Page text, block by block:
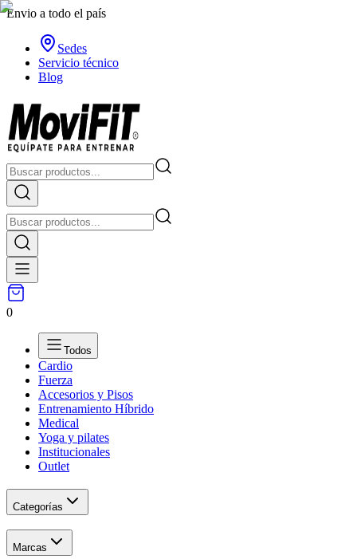
Envio a todo el país
Sedes
Servicio técnico
Blog
0
Todos
Cardio
Fuerza
Accesorios y Pisos
Entrenamiento Híbrido
Medical
Yoga y pilates
Institucionales
Outlet
Categorías
Marcas